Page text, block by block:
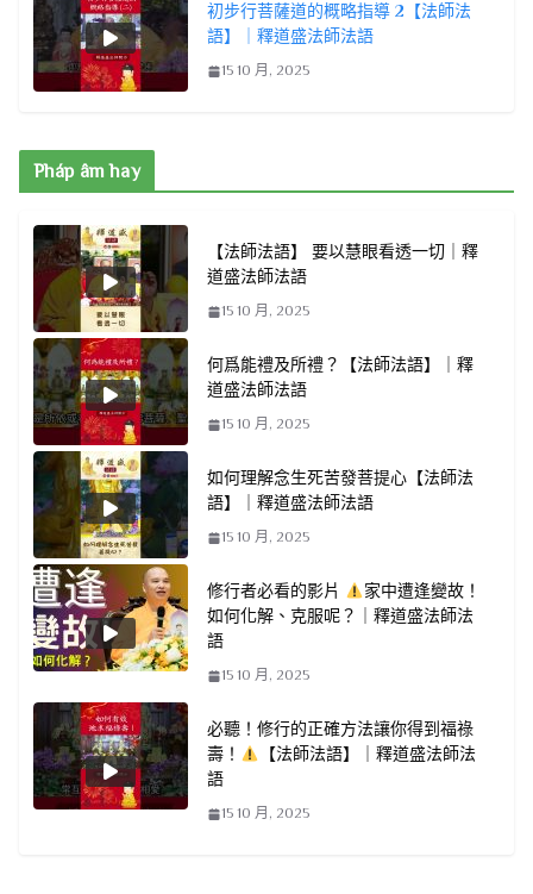
初步行菩薩道的概略指導 2【法師法
語】｜釋道盛法師法語
15 10 月, 2025
Pháp âm hay
【法師法語】 要以慧眼看透一切｜釋
道盛法師法語
15 10 月, 2025
何爲能禮及所禮？【法師法語】｜釋
道盛法師法語
15 10 月, 2025
如何理解念生死苦發菩提心【法師法
語】｜釋道盛法師法語
15 10 月, 2025
修行者必看的影片
家中遭逢變故！
如何化解、克服呢？｜釋道盛法師法
語
15 10 月, 2025
必聽！修行的正確方法讓你得到福祿
壽！
【法師法語】｜釋道盛法師法
語
15 10 月, 2025